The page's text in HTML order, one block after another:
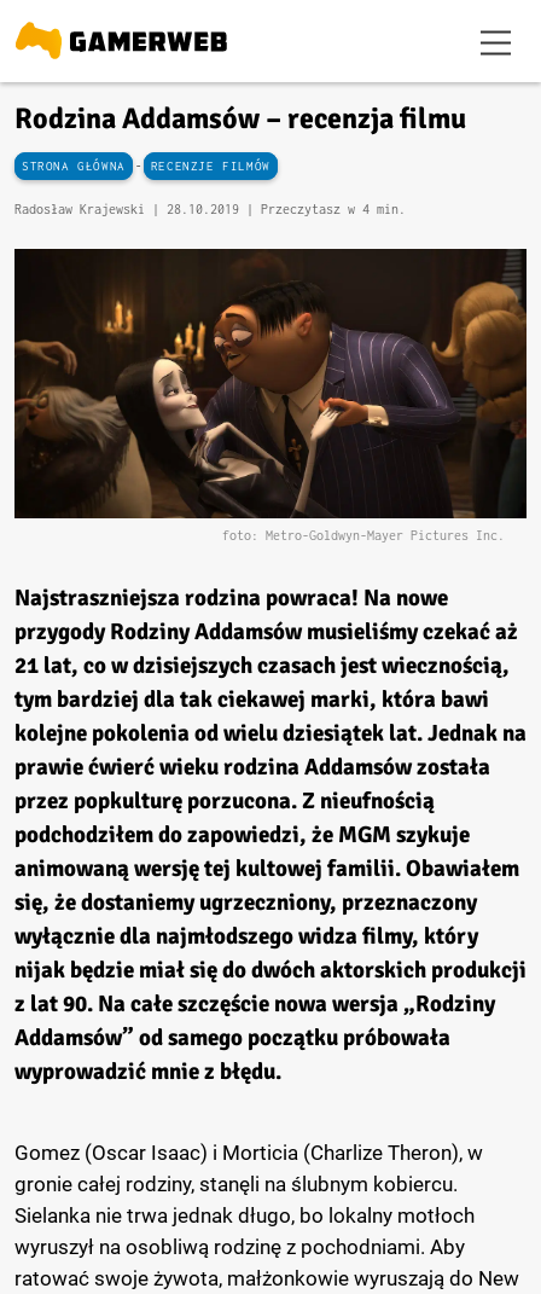
Rodzina Addamsów – recenzja filmu
STRONA GŁÓWNA - RECENZJE FILMÓW
Radosław Krajewski | 28.10.2019 | Przeczytasz w 4 min.
foto: Metro-Goldwyn-Mayer Pictures Inc.
Najstraszniejsza rodzina powraca! Na nowe
przygody Rodziny Addamsów musieliśmy czekać aż
21 lat, co w dzisiejszych czasach jest wiecznością,
tym bardziej dla tak ciekawej marki, która bawi
kolejne pokolenia od wielu dziesiątek lat. Jednak na
prawie ćwierć wieku rodzina Addamsów została
przez popkulturę porzucona. Z nieufnością
podchodziłem do zapowiedzi, że MGM szykuje
animowaną wersję tej kultowej familii. Obawiałem
się, że dostaniemy ugrzeczniony, przeznaczony
wyłącznie dla najmłodszego widza filmy, który
nijak będzie miał się do dwóch aktorskich produkcji
z lat 90. Na całe szczęście nowa wersja „Rodziny
Addamsów” od samego początku próbowała
wyprowadzić mnie z błędu.
Gomez (Oscar Isaac) i Morticia (Charlize Theron), w
gronie całej rodziny, stanęli na ślubnym kobiercu.
Sielanka nie trwa jednak długo, bo lokalny motłoch
wyruszył na osobliwą rodzinę z pochodniami. Aby
ratować swoje żywota, małżonkowie wyruszają do New